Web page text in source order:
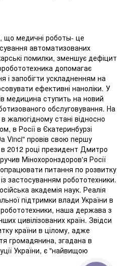
що медичні роботы- це
автоматизованих
помилки, зменшує дефіцит
допомагає
і запобігти ускладненням на
ефективні наноліки. У
медицина ступить на новий
обслуговування. На
жалюгідному стані відносно
в Росії в Єкатеринбурзі
Vinci" провів свою першу
2012 році президент Дмитро
Мінохоронздоров'я Росії
питання по розвитку
застосуванням робототехники.
академія наук. Реалія
підтримки влади України в
наша держава з
цивілізованих країн. Звідси
країни в цілому, адже
громадянина, згадана в
України, є "найвищою